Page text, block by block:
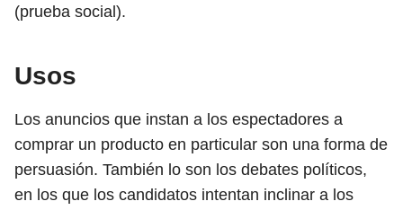
(prueba social).
Usos
Los anuncios que instan a los espectadores a
comprar un producto en particular son una forma de
persuasión. También lo son los debates políticos,
en los que los candidatos intentan inclinar a los